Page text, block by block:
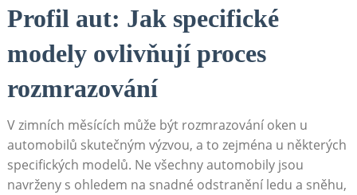
Profil aut: Jak specifické
modely‌ ovlivňují‍ proces
rozmrazování
V zimních měsících⁢ může být rozmrazování oken u
⁤automobilů skutečným výzvou, a to zejména u některých
specifických modelů. Ne všechny automobily jsou
navrženy s ohledem na snadné ​odstranění ledu ​a sněhu,